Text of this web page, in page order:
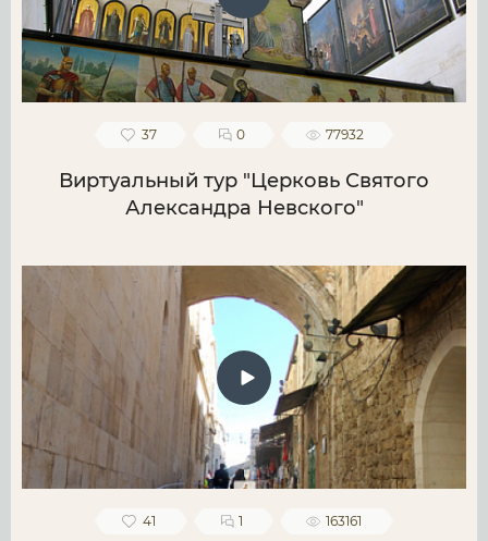
37 0 77932
Виртуальный тур "Церковь Святого
Александра Невского"
41 1 163161